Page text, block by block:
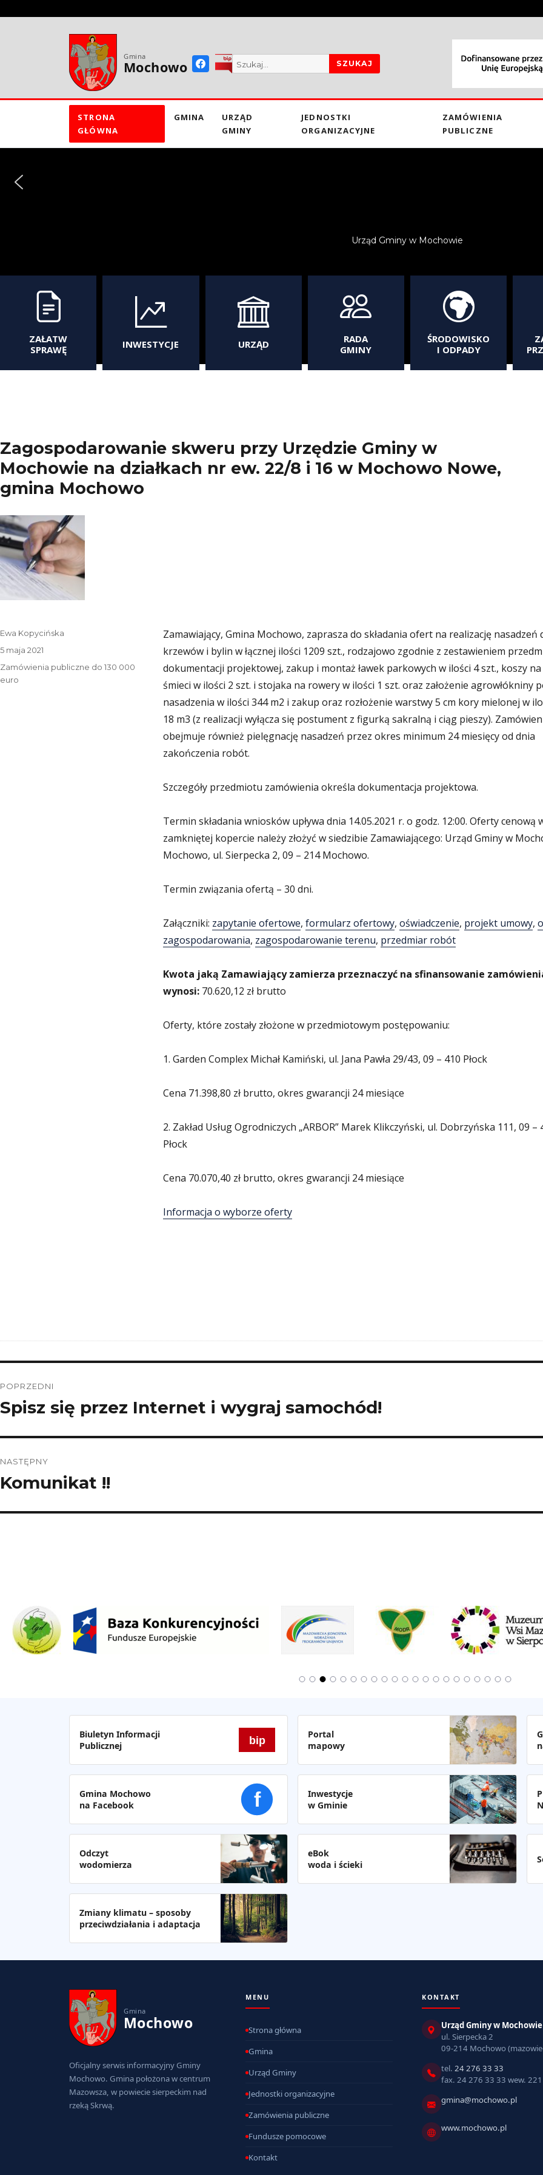
treści
Urząd Gminy w Mochowie
Gmina
Mochowo SZUKAJ
STRONA
GŁÓWNA
GMINA
URZĄD
GMINY
JEDNOSTKI
ORGANIZACYJNE
ZAMÓWIENIA
PUBLICZNE
ZAŁATW
SPRAWĘ
INWESTYCJE URZĄD
RADA
GMINY
ŚRODOWISKO
I ODPADY
Zagospodarowanie skweru przy Urzędzie Gminy w
Mochowie na działkach nr ew. 22/8 i 16 w Mochowo Nowe,
gmina Mochowo
Zamawiający, Gmina Mochowo, zaprasza do składania ofert na realizację nasadzeń
krzewów i bylin w łącznej ilości 1209 szt., rodzajowo zgodnie z zestawieniem
dokumentacji projektowej, zakup i montaż ławek parkowych w ilości 4 szt., koszy na
śmieci w ilości 2 szt. i stojaka na rowery w ilości 1 szt. oraz założenie agrowłókniny
nasadzenia w ilości 344 m2 i zakup oraz rozłożenie warstwy 5 cm kory mielonej w
18 m3 (z realizacji wyłącza się postument z figurką sakralną i ciąg pieszy).
obejmuje również pielęgnację nasadzeń przez okres minimum 24 miesięcy od dnia
zakończenia robót.
Szczegóły przedmiotu zamówienia określa dokumentacja projektowa.
Termin składania wniosków upływa dnia 14.05.2021 r. o godz. 12:00. Oferty cenową
zamkniętej kopercie należy złożyć w siedzibie Zamawiającego: Urząd Gminy w
Mochowo, ul. Sierpecka 2, 09 – 214 Mochowo.
Termin związania ofertą – 30 dni.
Załączniki: zapytanie ofertowe, formularz ofertowy, oświadczenie, projekt umowy,
zagospodarowania, zagospodarowanie terenu, przedmiar robót
Kwota jaką Zamawiający zamierza przeznaczyć na sfinansowanie
wynosi: 70.620,12 zł brutto
Oferty, które zostały złożone w przedmiotowym postępowaniu:
1. Garden Complex Michał Kamiński, ul. Jana Pawła 29/43, 09 – 410 Płock
Cena 71.398,80 zł brutto, okres gwarancji 24 miesiące
2. Zakład Usług Ogrodniczych „ARBOR” Marek Klikczyński, ul. Dobrzyńska 111, 09 –
Płock
Cena 70.070,40 zł brutto, okres gwarancji 24 miesiące
Informacja o wyborze oferty
Autor
Ewa Kopycińska
Data
publikacji
5 maja 2021
Kategorie
Zamówienia publiczne do 130 000
euro
wpisu
POPRZEDNI
Poprzedni
Spisz się przez Internet i wygraj samochód!
NASTĘPNY
Następny
Komunikat !!
Biuletyn Informacji
Publicznej
bip
Portal
mapowy
Gmina Mochowo
na Facebook
f
Inwestycje
w Gminie
Odczyt
wodomierza
eBok
woda i ścieki
Zmiany klimatu – sposoby
przeciwdziałania i adaptacja
Gmina
Mochowo
Oficjalny serwis informacyjny Gminy
Mochowo. Gmina położona w centrum
Mazowsza, w powiecie sierpeckim nad
rzeką Skrwą.
MENU
Strona główna
Gmina
Urząd Gminy
Jednostki organizacyjne
Zamówienia publiczne
Fundusze pomocowe
Kontakt
KONTAKT
Urząd Gminy w Mochowie
ul. Sierpecka 2
09-214 Mochowo
tel. 24 276 33 33
fax. 24 276 33 33 wew. 221
gmina@mochowo.pl
www.mochowo.pl